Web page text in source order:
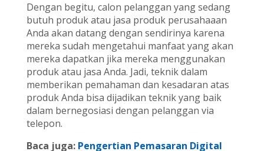
Dengan begitu, calon pelanggan yang sedang
butuh produk atau jasa produk perusahaaan
Anda akan datang dengan sendirinya karena
mereka sudah mengetahui manfaat yang akan
mereka dapatkan jika mereka menggunakan
produk atau jasa Anda. Jadi, teknik dalam
memberikan pemahaman dan kesadaran atas
produk Anda bisa dijadikan teknik yang baik
dalam bernegosiasi dengan pelanggan via
telepon.
Baca juga: Pengertian Pemasaran Digital